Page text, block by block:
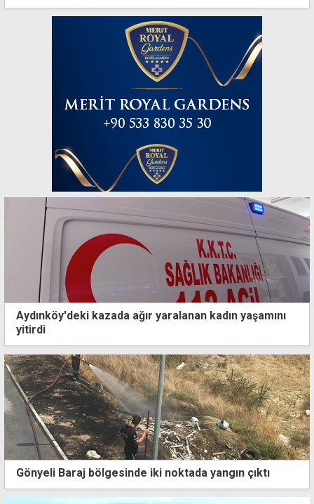
Aydınköy'deki kazada ağır yaralanan kadın yaşamını
yitirdi
Gönyeli Baraj bölgesinde iki noktada yangın çıktı